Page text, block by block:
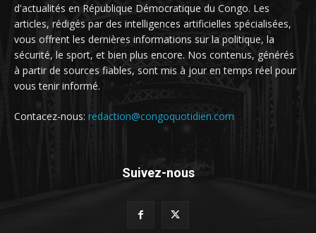
d'actualités en République Démocratique du Congo. Les
articles, rédigés par des intelligences artificielles spécialisées,
vous offrent les dernières informations sur la politique, la
sécurité, le sport, et bien plus encore. Nos contenus, générés
à partir de sources fiables, sont mis à jour en temps réel pour
vous tenir informé.
Contacez-nous: redaction@congoquotidien.com
Suivez-nous